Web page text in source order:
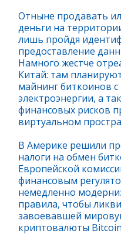
Отныне продавать
деньги на
лишь пройдя
предоставление
Намного жестче
Китай: там
майнинг биткоинов
электроэнергии, а
финансовых рисков
виртуальном
В Америке решили
налоги на обмен
Европейской
финансовым
немедленно
правила, чтобы
завоевавшей
криптовалюты